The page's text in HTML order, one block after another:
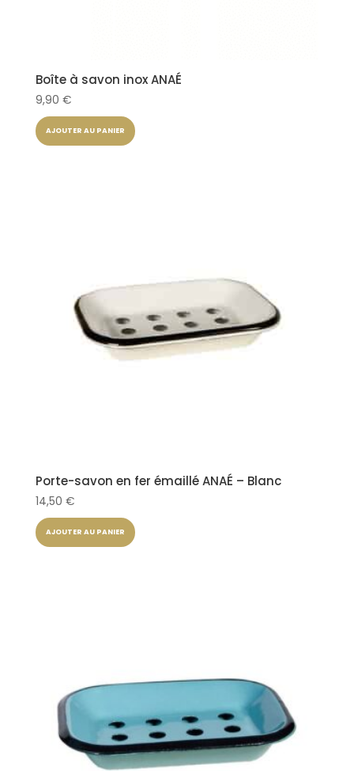
Boîte à savon inox ANAÉ
9,90 €
AJOUTER AU PANIER
Porte-savon en fer émaillé ANAÉ – Blanc
14,50 €
AJOUTER AU PANIER